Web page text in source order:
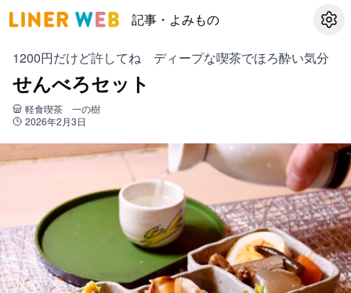
記事・よみもの 設定
1200円だけど許してね ディープな喫茶でほろ酔い気分
せんべろセット
軽食喫茶 一の樹
2026年2月3日